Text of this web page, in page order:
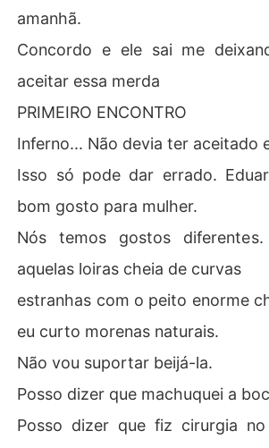
amanhã.
Concordo e ele sai me
aceitar essa merda
PRIMEIRO ENCONTRO
Inferno... Não devia ter aceitado
Isso só pode dar errado.
bom gosto para mulher.
Nós temos gostos
aquelas loiras cheia de curvas
estranhas com o peito enorme
eu curto morenas naturais.
Não vou suportar beijá-la.
Posso dizer que machuquei a
Posso dizer que fiz cirurgia